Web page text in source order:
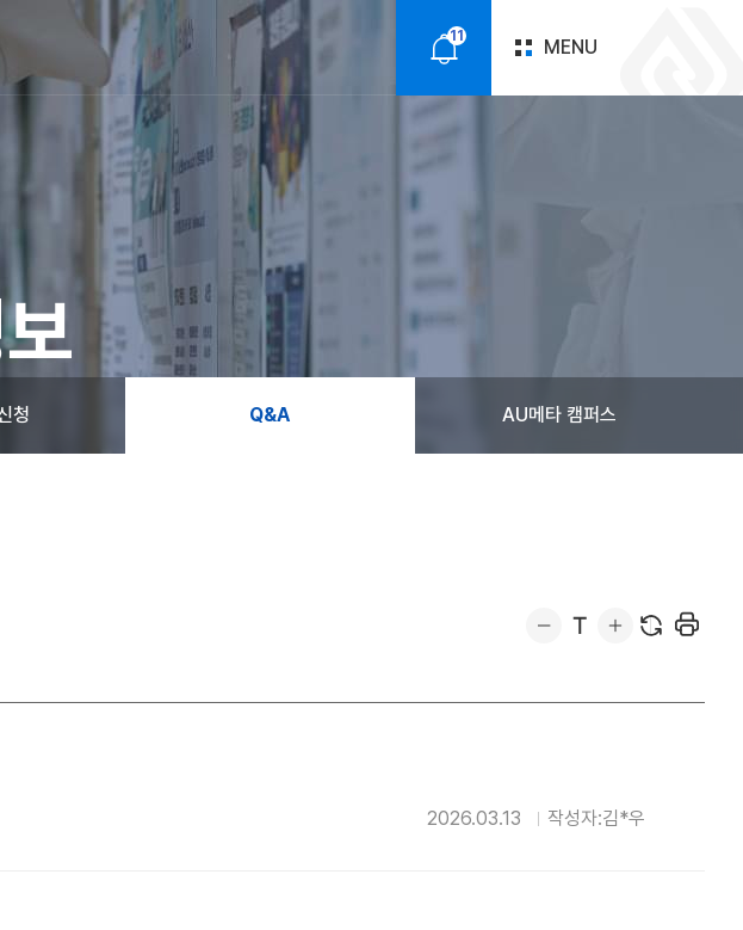
알
11 MENU
청 Q&A AU메타 캠퍼스
2026.03.13 작성자:김*우